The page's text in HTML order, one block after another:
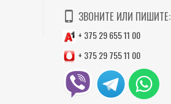
ЗВОНИТЕ ИЛИ ПИШИТЕ:
+ 375 29 655 11 00
+ 375 29 755 11 00